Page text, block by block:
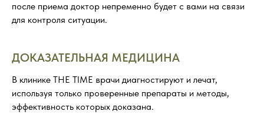
после приема доктор непременно будет с вами на связи
для контроля ситуации.
ДОКАЗАТЕЛЬНАЯ МЕДИЦИНА
В клинике THE TIME врачи диагностируют и лечат,
используя только проверенные препараты и методы,
эффективность которых доказана.